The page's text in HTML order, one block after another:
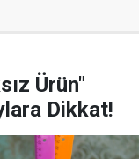
Ürün"
Dikkat!